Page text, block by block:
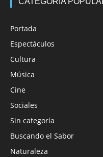
Portada
Espectáculos
Cultura
Música
Cine
Sociales
Sin categoría
Buscando el Sabor
Naturaleza